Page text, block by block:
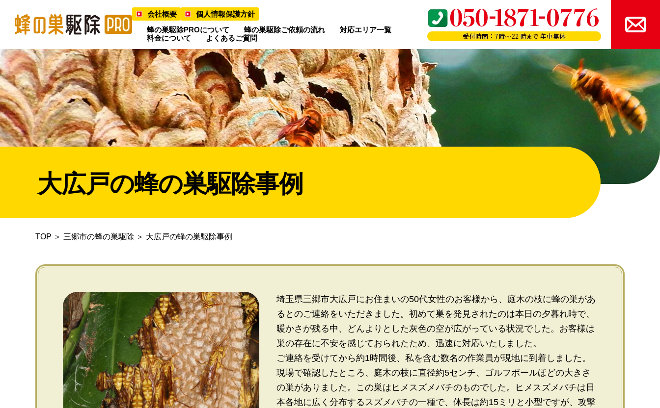
会社概要
個人情報保護方針
蜂の巣駆除PROについて
蜂の巣駆除ご依頼の流れ
対応エリア一覧
料金について
よくあるご質問
大広戸の蜂の巣駆除事例
TOP ＞ 三郷市の蜂の巣駆除 ＞ 大広戸の蜂の巣駆除事例
埼玉県三郷市大広戸にお住まいの50代女性のお客様から、庭木の枝に蜂の巣があ
るとのご連絡をいただきました。初めて巣を発見されたのは本日の夕暮れ時で、
暖かさが残る中、どんよりとした灰色の空が広がっている状況でした。お客様は
巣の存在に不安を感じておられたため、迅速に対応いたしました。
ご連絡を受けてから約1時間後、私を含む数名の作業員が現地に到着しました。
現場で確認したところ、庭木の枝に直径約5センチ、ゴルフボールほどの大きさ
の巣がありました。この巣はヒメスズメバチのものでした。ヒメスズメバチは日
本各地に広く分布するスズメバチの一種で、体長は約15ミリと小型ですが、攻撃